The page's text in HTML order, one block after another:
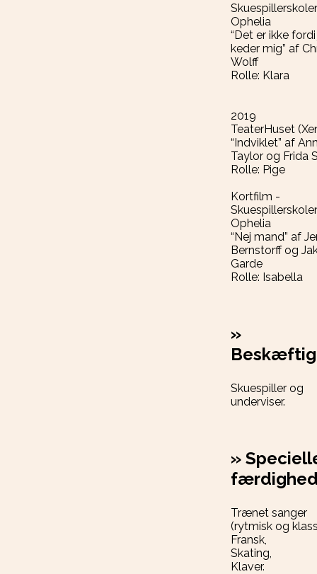
Ophelia
“Det er ikke
keder mig” af
Wolff
Rolle: Klara
2019
TeaterHuset
“Indviklet” af
Taylor og Frida
Rolle: Pige
Kortfilm -
Ophelia
“Nej mand” af
Bernstorff og
Garde
Rolle: Isabella
»
Skuespiller og
underviser.
»
Trænet sanger
(rytmisk og
Fransk,
Skating,
Klaver.